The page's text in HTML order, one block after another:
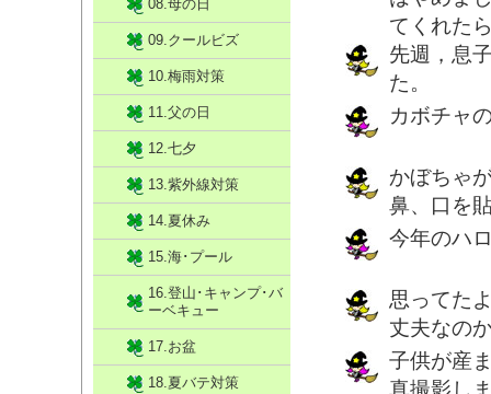
てくれた
先週，息
た。
カボチャ
かぼちゃ
鼻、口を
今年のハ
思ってた
丈夫なの
子供が産
真撮影し
08.母の日
09.クールビズ
10.梅雨対策
11.父の日
12.七夕
13.紫外線対策
14.夏休み
15.海･プール
16.登山･キャンプ･バ
ーベキュー
17.お盆
18.夏バテ対策